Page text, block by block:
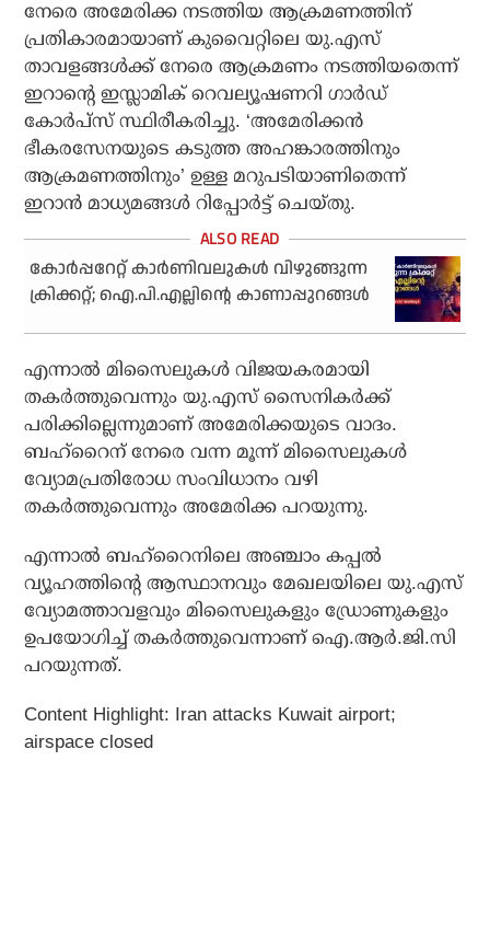
നേരെ അമേരിക്ക നടത്തിയ ആക്രമണത്തിന്
പ്രതികാരമായാണ് കുവൈറ്റിലെ യു.എസ്
താവളങ്ങള്‍ക്ക് നേരെ ആക്രമണം നടത്തിയതെന്ന്
ഇറാന്റെ ഇസ്ലാമിക് റെവല്യൂഷണറി ഗാര്‍ഡ്
കോര്‍പ്‌സ് സ്ഥിരീകരിച്ചു. ‘അമേരിക്കന്‍
ഭീകരസേനയുടെ കടുത്ത അഹങ്കാരത്തിനും
ആക്രമണത്തിനും’ ഉള്ള മറുപടിയാണിതെന്ന്
ഇറാന്‍ മാധ്യമങ്ങള്‍ റിപ്പോര്‍ട്ട് ചെയ്തു.
കോര്‍പ്പറേറ്റ് കാര്‍ണിവലുകള്‍ വിഴുങ്ങുന്ന
ക്രിക്കറ്റ്; ഐ.പി.എല്ലിന്റെ കാണാപ്പുറങ്ങള്‍
എന്നാല്‍ മിസൈലുകള്‍ വിജയകരമായി
തകര്‍ത്തുവെന്നും യു.എസ് സൈനികര്‍ക്ക്
പരിക്കില്ലെന്നുമാണ് അമേരിക്കയുടെ വാദം.
ബഹ്‌റൈന് നേരെ വന്ന മൂന്ന് മിസൈലുകള്‍
വ്യോമപ്രതിരോധ സംവിധാനം വഴി
തകര്‍ത്തുവെന്നും അമേരിക്ക പറയുന്നു.
എന്നാല്‍ ബഹ്‌റൈനിലെ അഞ്ചാം കപ്പല്‍
വ്യൂഹത്തിന്റെ ആസ്ഥാനവും മേഖലയിലെ യു.എസ്
വ്യോമത്താവളവും മിസൈലുകളും ഡ്രോണുകളും
ഉപയോഗിച്ച് തകര്‍ത്തുവെന്നാണ് ഐ.ആര്‍.ജി.സി
പറയുന്നത്.
Content Highlight: Iran attacks Kuwait airport;
airspace closed